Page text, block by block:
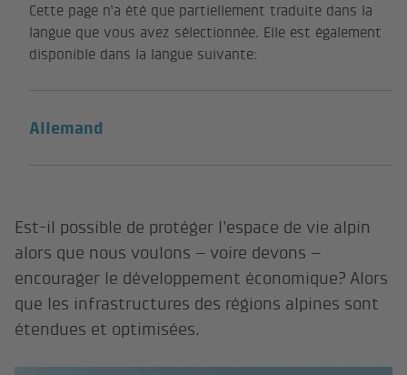
Cette page n’a été que partiellement traduite dans la
langue que vous avez sélectionnée. Elle est également
disponible dans la langue suivante:
Allemand
Est-il possible de protéger l’espace de vie alpin
alors que nous voulons – voire devons –
encourager le développement économique? Alors
que les infrastructures des régions alpines sont
étendues et optimisées.